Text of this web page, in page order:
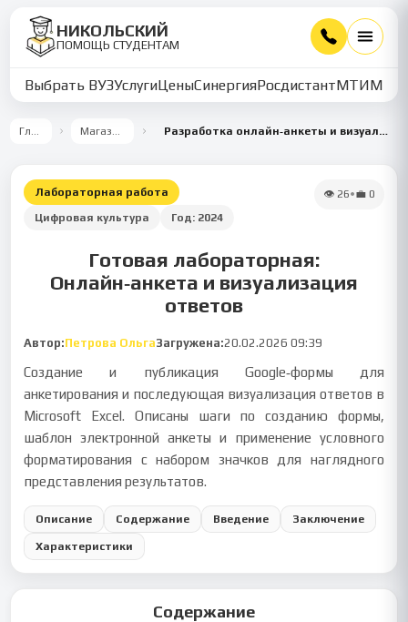
НИКОЛЬСКИЙ
ПОМОЩЬ СТУДЕНТАМ
Выбрать ВУЗУслугиЦеныСинергияРосдистантМТИММУ
Главная Магазин работ Разработка онлайн‑анкеты и визуализация ответов в Excel
Лабораторная работа
Цифровая культура
Год: 2024
👁 26•💼 0
Готовая лабораторная:
Онлайн‑анкета и визуализация
ответов
Автор:Петрова ОльгаЗагружена:20.02.2026 09:39
Создание и публикация Google‑формы для
анкетирования и последующая визуализация ответов в
Microsoft Excel. Описаны шаги по созданию формы,
шаблон электронной анкеты и применение условного
форматирования с набором значков для наглядного
представления результатов.
Описание Содержание Введение Заключение
Характеристики
Содержание